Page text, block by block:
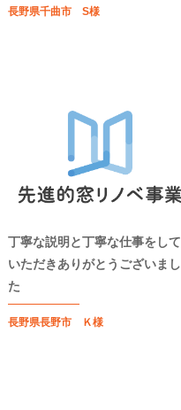
長野県千曲市 S様
丁寧な説明と丁寧な仕事をして
いただきありがとうございまし
た
長野県長野市 Ｋ様